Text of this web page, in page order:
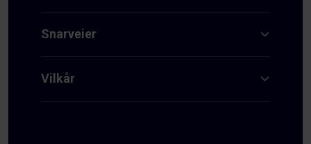
Snarveier
Vilkår